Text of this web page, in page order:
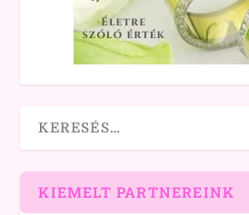
KIEMELT PARTNEREINK